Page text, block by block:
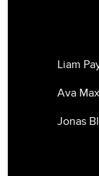
Liam
Ava
Jonas